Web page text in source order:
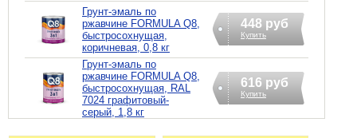
Грунт-эмаль по
ржавчине FORMULA Q8,
быстросохнущая,
коричневая, 0,8 кг
448 руб
Купить
Грунт-эмаль по
ржавчине FORMULA Q8,
быстросохнущая, RAL
7024 графитовый-
серый, 1,8 кг
616 руб
Купить